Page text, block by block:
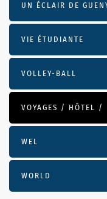
UN ÉCLAIR DE
VIE ÉTUDIANTE
VOLLEY-BALL
VOYAGES / HÔTEL /
WEL
WORLD